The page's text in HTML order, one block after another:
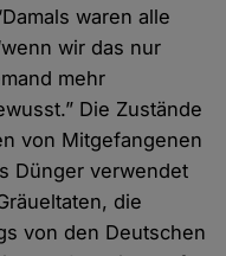
waren alle
wir das nur
mehr
Die Zustände
von Mitgefangenen
Dünger verwendet
die
von den Deutschen